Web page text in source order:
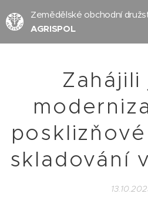
Zemědělské obchodní
AGRISPOL
Zahájili
skladování